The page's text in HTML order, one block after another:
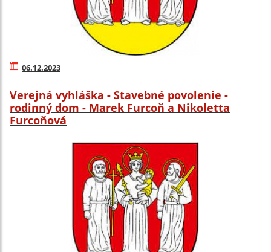
06.12.2023
Verejná vyhláška - Stavebné povolenie -
rodinný dom - Marek Furcoň a Nikoletta
Furcoňová